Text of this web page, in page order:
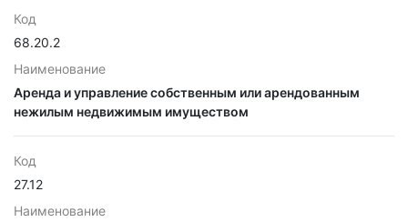
Код
68.20.2
Наименование
Аренда и управление собственным или арендованным
нежилым недвижимым имуществом
Код
27.12
Наименование